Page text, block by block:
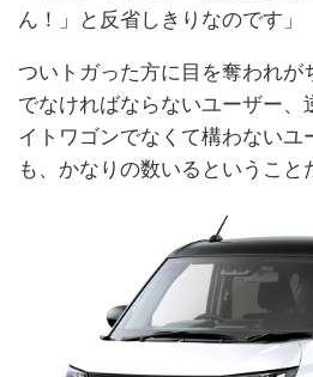
ん！」と反省しきりなのです」
ついトガった方に目を奪われが
でなければならないユーザー、
イトワゴンでなくて構わないユ
も、かなりの数いるということ